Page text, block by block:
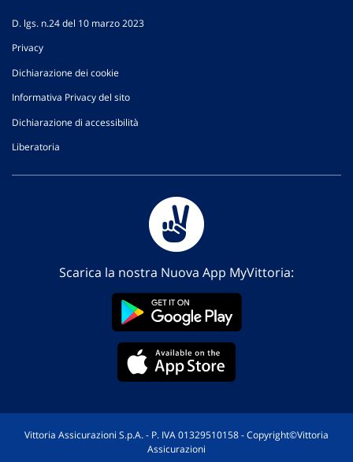
D. lgs. n.24 del 10 marzo 2023
Privacy
Dichiarazione dei cookie
Informativa Privacy del sito
Dichiarazione di accessibilità
Liberatoria
Scarica la nostra Nuova App MyVittoria:
Vittoria Assicurazioni S.p.A. - P. IVA 01329510158 - Copyright©Vittoria
Assicurazioni